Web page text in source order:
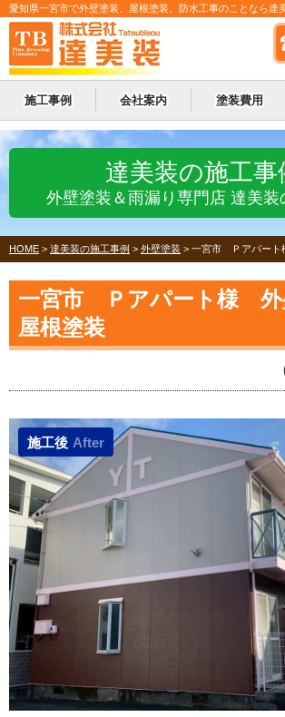
愛知県一宮市で外壁塗装、屋根塗装、防水工事のことなら達
施工事例 会社案内 塗装費用
達美装の施工事
外壁塗装＆雨漏り専門店 達美装
HOME > 達美装の施工事例 > 外壁塗装 > 一宮市 Ｐアパート
一宮市 Ｐアパート様 外
屋根塗装
施工後 After